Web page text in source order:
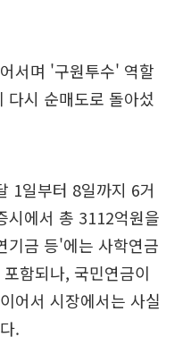
서며 '구원투수' 역할
다시 순매도로 돌아섰
1일부터 8일까지 6거
시에서 총 3112억원을
기금 등'에는 사학연금
함되나, 국민연금이
어서 시장에서는 사실
.